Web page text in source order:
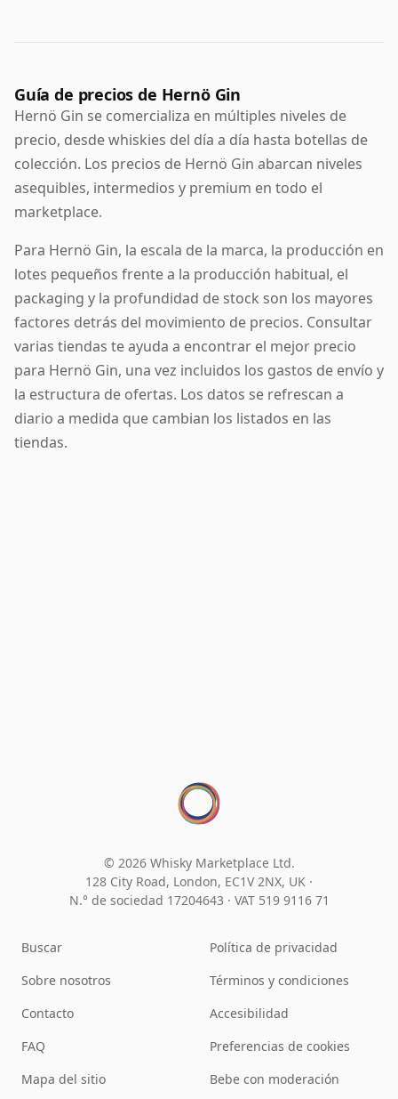
Guía de precios de Hernö Gin
Hernö Gin se comercializa en múltiples niveles de
precio, desde whiskies del día a día hasta botellas de
colección. Los precios de Hernö Gin abarcan niveles
asequibles, intermedios y premium en todo el
marketplace.
Para Hernö Gin, la escala de la marca, la producción en
lotes pequeños frente a la producción habitual, el
packaging y la profundidad de stock son los mayores
factores detrás del movimiento de precios. Consultar
varias tiendas te ayuda a encontrar el mejor precio
para Hernö Gin, una vez incluidos los gastos de envío y
la estructura de ofertas. Los datos se refrescan a
diario a medida que cambian los listados en las
tiendas.
© 2026 Whisky Marketplace Ltd.
128 City Road, London, EC1V 2NX, UK ·
N.° de sociedad 17204643 · VAT 519 9116 71
Buscar
Sobre nosotros
Contacto
FAQ
Mapa del sitio
Política de privacidad
Términos y condiciones
Accesibilidad
Preferencias de cookies
Bebe con moderación